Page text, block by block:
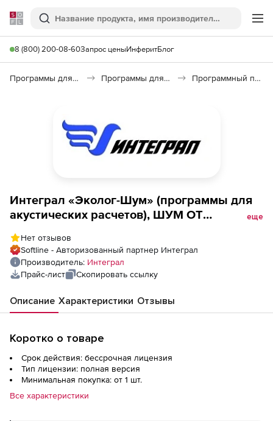
Softline
Поиск
8 (800) 200-08-60Запрос ценыИнферитБлог
Программы для образования и науки Программы для научных расчетов Программный пакет для акустических расчетов «Эколог-Шум»
Интеграл «Эколог-Шум» (программы для
акустических расчетов), ШУМ ОТ
еще
Нет отзывов
Softline - Авторизованный партнер Интеграл
Производитель: Интеграл
Прайс-лист
Скопировать ссылку
Описание Характеристики Отзывы
Коротко о товаре
Срок действия: бессрочная лицензия
Тип лицензии: полная версия
Минимальная покупка: от 1 шт.
Все характеристики